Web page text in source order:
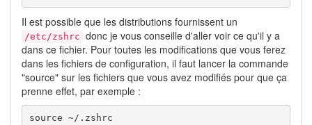
Il est possible que les distributions fournissent un
/etc/zshrc donc je vous conseille d'aller voir ce qu'il y a
dans ce fichier. Pour toutes les modifications que vous ferez
dans les fichiers de configuration, il faut lancer la commande
"source" sur les fichiers que vous avez modifiés pour que ça
prenne effet, par exemple :
source ~/.zshrc